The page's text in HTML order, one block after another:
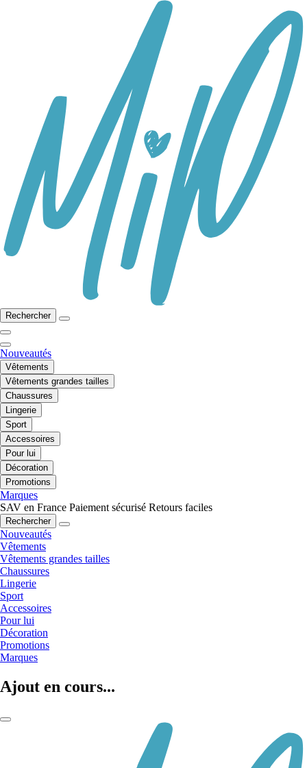
Rechercher
Nouveautés
Vêtements
Vêtements grandes tailles
Chaussures
Lingerie
Sport
Accessoires
Pour lui
Décoration
Promotions
Marques
SAV en France Paiement sécurisé Retours faciles
Rechercher
Nouveautés
Vêtements
Vêtements grandes tailles
Chaussures
Lingerie
Sport
Accessoires
Pour lui
Décoration
Promotions
Marques
Ajout en cours...